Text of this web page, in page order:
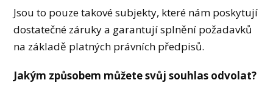
Jsou to pouze takové subjekty, které nám poskytují
dostatečné záruky a garantují splnění požadavků
na základě platných právních předpisů.
Jakým způsobem můžete svůj souhlas odvolat?